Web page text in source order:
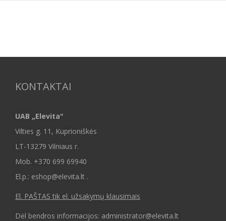
KONTAKTAI
UAB „Elevita"
Vilties g. 11, Kuprioniškės
LT-13279 Vilniaus r.
Mob. +370 699 69940
El.p.: eshop@elevita.lt .
El. PAŠTAS tik el. užsakymų klausimais
Dėl bendros informacijos: administrator@elevita.lt